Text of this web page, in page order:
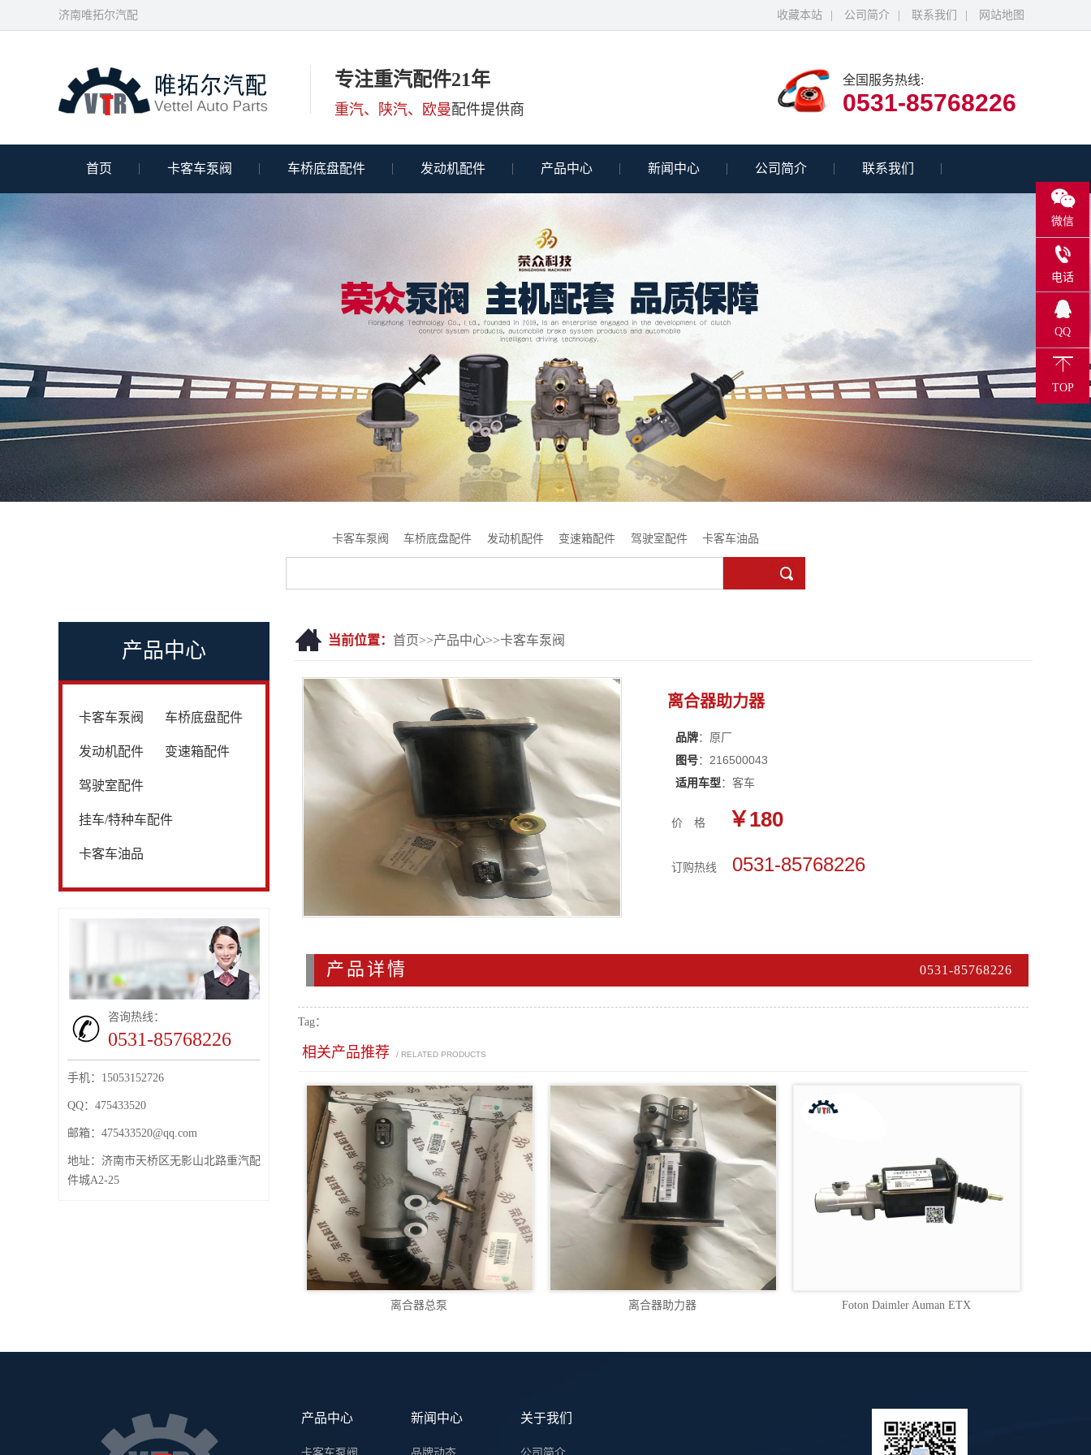
收藏本站 公司简介 联系我们 网站地图
济南唯拓尔汽配
专注重汽配件21年
重汽、陕汽、欧曼配件提供商
全国服务热线:
0531-85768226
首页 卡客车泵阀 车桥底盘配件 发动机配件 产品中心 新闻中心 公司简介 联系我们
卡客车泵阀 车桥底盘配件 发动机配件 变速箱配件 驾驶室配件 卡客车油品
当前位置： 首页>>产品中心>>卡客车泵阀
离合器助力器
品牌：原厂
图号：216500043
适用车型：客车
价 格 ￥180
订购热线 0531-85768226
产品详情 0531-85768226
Tag：
相关产品推荐 / RELATED PRODUCTS
离合器总泵 离合器助力器 Foton Daimler Auman ETX
产品中心
卡客车泵阀 车桥底盘配件
发动机配件 变速箱配件
驾驶室配件
挂车/特种车配件
卡客车油品
咨询热线：
0531-85768226
手机：15053152726
QQ：475433520
邮箱： 475433520@qq.com
地址：济南市天桥区无影山北路重汽配
件城A2-25
产品中心 新闻中心 关于我们
微信
电话
0531-
QQ
TOP